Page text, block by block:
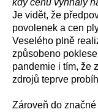
kdy cenu vyhnaly
Je vidět, že
povolenek a cen
Veselého plně
způsobeno
pandemie i tím, že
zdrojů teprve
Zároveň do